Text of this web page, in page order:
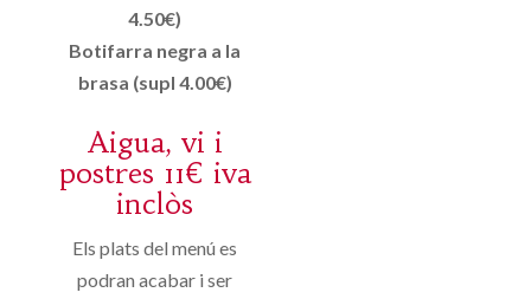
4.50€)
Botifarra negra a la
brasa (supl 4.00€)
Aigua, vi i
postres 11€ iva
inclòs
Els plats del menú es
podran acabar i ser